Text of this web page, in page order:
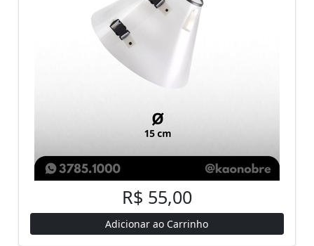
R$ 55,00
Adicionar ao Carrinho